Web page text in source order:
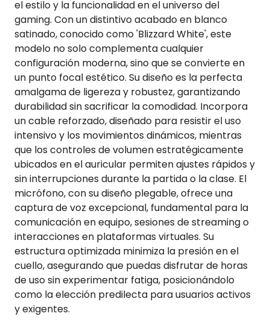
el estilo y la funcionalidad en el universo del
gaming. Con un distintivo acabado en blanco
satinado, conocido como 'Blizzard White', este
modelo no solo complementa cualquier
configuración moderna, sino que se convierte en
un punto focal estético. Su diseño es la perfecta
amalgama de ligereza y robustez, garantizando
durabilidad sin sacrificar la comodidad. Incorpora
un cable reforzado, diseñado para resistir el uso
intensivo y los movimientos dinámicos, mientras
que los controles de volumen estratégicamente
ubicados en el auricular permiten ajustes rápidos y
sin interrupciones durante la partida o la clase. El
micrófono, con su diseño plegable, ofrece una
captura de voz excepcional, fundamental para la
comunicación en equipo, sesiones de streaming o
interacciones en plataformas virtuales. Su
estructura optimizada minimiza la presión en el
cuello, asegurando que puedas disfrutar de horas
de uso sin experimentar fatiga, posicionándolo
como la elección predilecta para usuarios activos
y exigentes.